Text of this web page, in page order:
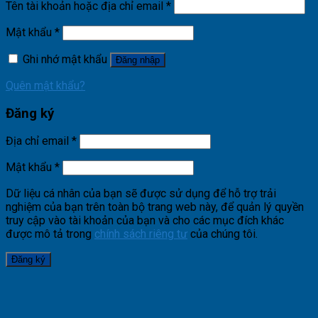
Tên tài khoản hoặc địa chỉ email *
Mật khẩu *
Ghi nhớ mật khẩu
Đăng nhập
Quên mật khẩu?
Đăng ký
Địa chỉ email *
Mật khẩu *
Dữ liệu cá nhân của bạn sẽ được sử dụng để hỗ trợ trải
nghiệm của bạn trên toàn bộ trang web này, để quản lý quyền
truy cập vào tài khoản của bạn và cho các mục đích khác
được mô tả trong chính sách riêng tư của chúng tôi.
Đăng ký